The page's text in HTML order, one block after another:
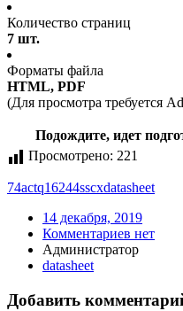
Количество страниц
7 шт.
Форматы файла
HTML, PDF
(Для просмотра требуется
Подождите, идет
Просмотрено: 221
74actq16244sscxdatasheet
14 декабря, 2019
Комментариев нет
Администратор
datasheet
Добавить